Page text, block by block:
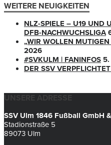
WEITERE NEUIGKEITEN
NLZ-SPIELE – U19 UND
DFB-NACHWUCHSLIGA
„WIR WOLLEN MUTIGEN
2026
#SVKULM | FANINFOS
DER SSV
UNSERE ADRESSE
SSV Ulm 1846 Fußball GmbH
Stadionstraße 5
89073 Ulm